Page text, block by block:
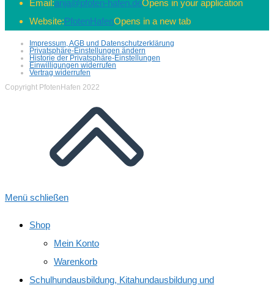
Email:anja@pfoten-hafen.deOpens in your application
Website:PfotenHafenOpens in a new tab
Impressum, AGB und Datenschutzerklärung
Privatsphäre-Einstellungen ändern
Historie der Privatsphäre-Einstellungen
Einwilligungen widerrufen
Vertrag widerrufen
Copyright PfotenHafen 2022
Menü schließen
Shop
Mein Konto
Warenkorb
Schulhundausbildung, Kitahundausbildung und